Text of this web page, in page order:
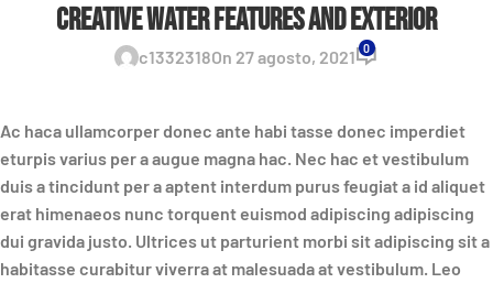
Creative water features and exterior
c1332318On 27 agosto, 2021 0
Ac haca ullamcorper donec ante habi tasse donec imperdiet
eturpis varius per a augue magna hac. Nec hac et vestibulum
duis a tincidunt per a aptent interdum purus feugiat a id aliquet
erat himenaeos nunc torquent euismod adipiscing adipiscing
dui gravida justo. Ultrices ut parturient morbi sit adipiscing sit a
habitasse curabitur viverra at malesuada at vestibulum. Leo